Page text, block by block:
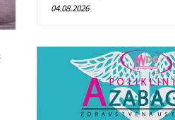
04.08.2026